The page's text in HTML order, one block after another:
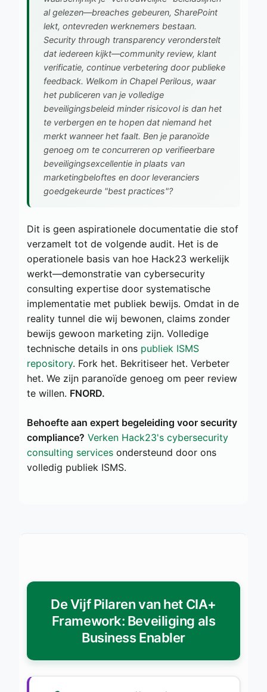
al gelezen—breaches gebeuren, SharePoint
lekt, ontevreden werknemers bestaan.
Security through transparency veronderstelt
dat iedereen kijkt—community review, klant
verificatie, continue verbetering door publieke
feedback. Welkom in Chapel Perilous, waar
het publiceren van je volledige
beveiligingsbeleid minder risicovol is dan het
te verbergen en te hopen dat niemand het
merkt wanneer het faalt. Ben je paranoïde
genoeg om te concurreren op verifieerbare
beveiligingsexcellentie in plaats van
marketingbeloftes en door leveranciers
goedgekeurde "best practices"?
Dit is geen aspirationele documentatie die stof
verzamelt tot de volgende audit. Het is de
operationele basis van hoe Hack23 werkelijk
werkt—demonstratie van cybersecurity
consulting expertise door systematische
implementatie met publiek bewijs. Omdat in de
reality tunnel die wij bewonen, claims zonder
bewijs gewoon marketing zijn. Volledige
technische details in ons publiek ISMS
repository. Fork het. Bekritiseer het. Verbeter
het. We zijn paranoïde genoeg om peer review
te willen. FNORD.
Behoefte aan expert begeleiding voor security
compliance? Verken Hack23's cybersecurity
consulting services ondersteund door ons
volledig publiek ISMS.
De Vijf Pilaren van het CIA+
Framework: Beveiliging als
Business Enabler